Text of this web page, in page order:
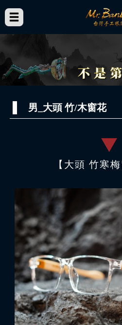
男_大頭 竹/木窗花
【大頭 竹寒